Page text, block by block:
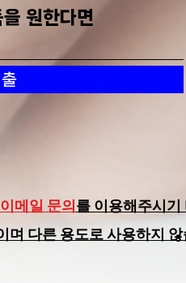
원한다면
이메일 문의를 이용해주시기
며 다른 용도로 사용하지